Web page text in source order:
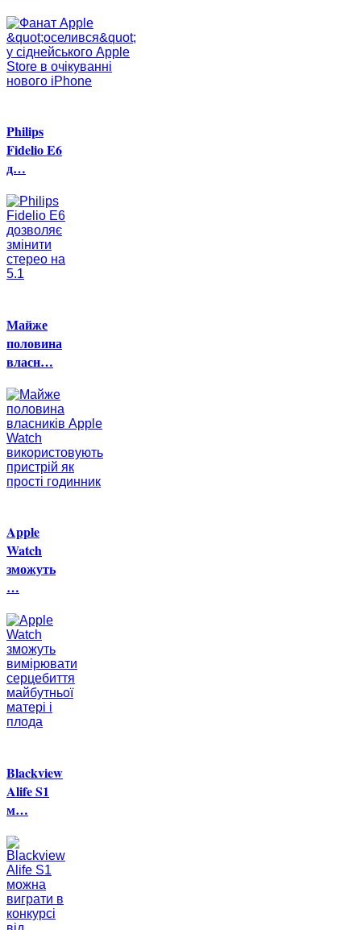
Philips
Fidelio E6
д…
Майже
половина
власн…
Apple
Watch
зможуть
…
Blackview
Alife S1
м…